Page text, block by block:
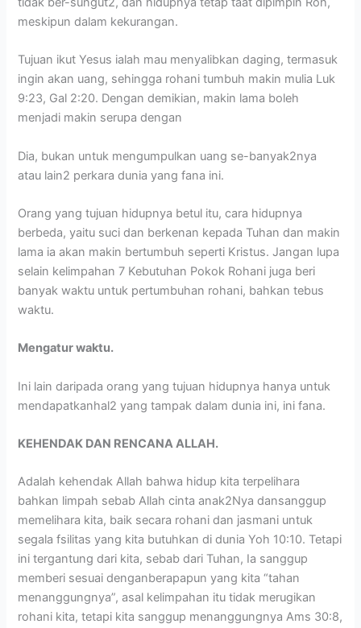
meskipun dalam kekurangan.
Tujuan ikut Yesus ialah mau menyalibkan daging, termasuk
ingin akan uang, sehingga rohani tumbuh makin mulia Luk
9:23, Gal 2:20. Dengan demikian, makin lama boleh
menjadi makin serupa dengan
Dia, bukan untuk mengumpulkan uang se-banyak2nya
atau lain2 perkara dunia yang fana ini.
Orang yang tujuan hidupnya betul itu, cara hidupnya
berbeda, yaitu suci dan berkenan kepada Tuhan dan makin
lama ia akan makin bertumbuh seperti Kristus. Jangan lupa
selain kelimpahan 7 Kebutuhan Pokok Rohani juga beri
banyak waktu untuk pertumbuhan rohani, bahkan tebus
waktu.
Mengatur waktu.
Ini lain daripada orang yang tujuan hidupnya hanya untuk
mendapatkanhal2 yang tampak dalam dunia ini, ini fana.
KEHENDAK DAN RENCANA ALLAH.
Adalah kehendak Allah bahwa hidup kita terpelihara
bahkan limpah sebab Allah cinta anak2Nya dansanggup
memelihara kita, baik secara rohani dan jasmani untuk
segala fsilitas yang kita butuhkan di dunia Yoh 10:10. Tetapi
ini tergantung dari kita, sebab dari Tuhan, Ia sanggup
memberi sesuai denganberapapun yang kita “tahan
menanggungnya”, asal kelimpahan itu tidak merugikan
rohani kita, tetapi kita sanggup menanggungnya Ams 30:8,